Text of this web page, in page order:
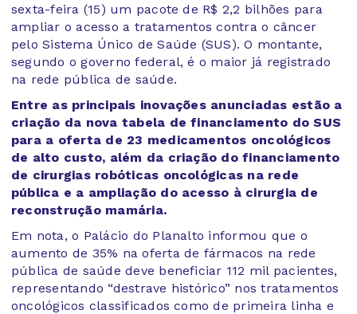
sexta-feira (15) um pacote de R$ 2,2 bilhões para
ampliar o acesso a tratamentos contra o câncer
pelo Sistema Único de Saúde (SUS). O montante,
segundo o governo federal, é o maior já registrado
na rede pública de saúde.
Entre as principais inovações anunciadas estão a
criação da nova tabela de financiamento do SUS
para a oferta de 23 medicamentos oncológicos
de alto custo, além da criação do financiamento
de cirurgias robóticas oncológicas na rede
pública e a ampliação do acesso à cirurgia de
reconstrução mamária.
Em nota, o Palácio do Planalto informou que o
aumento de 35% na oferta de fármacos na rede
pública de saúde deve beneficiar 112 mil pacientes,
representando “destrave histórico” nos tratamentos
oncológicos classificados como de primeira linha e